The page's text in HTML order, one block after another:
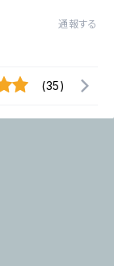
通報する
(35)